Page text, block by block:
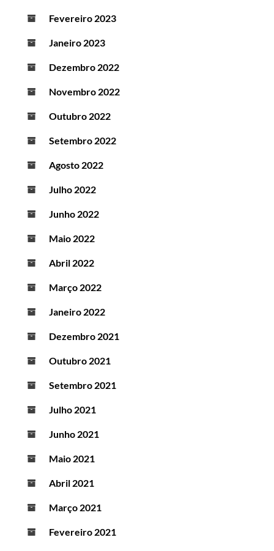
Fevereiro 2023
Janeiro 2023
Dezembro 2022
Novembro 2022
Outubro 2022
Setembro 2022
Agosto 2022
Julho 2022
Junho 2022
Maio 2022
Abril 2022
Março 2022
Janeiro 2022
Dezembro 2021
Outubro 2021
Setembro 2021
Julho 2021
Junho 2021
Maio 2021
Abril 2021
Março 2021
Fevereiro 2021